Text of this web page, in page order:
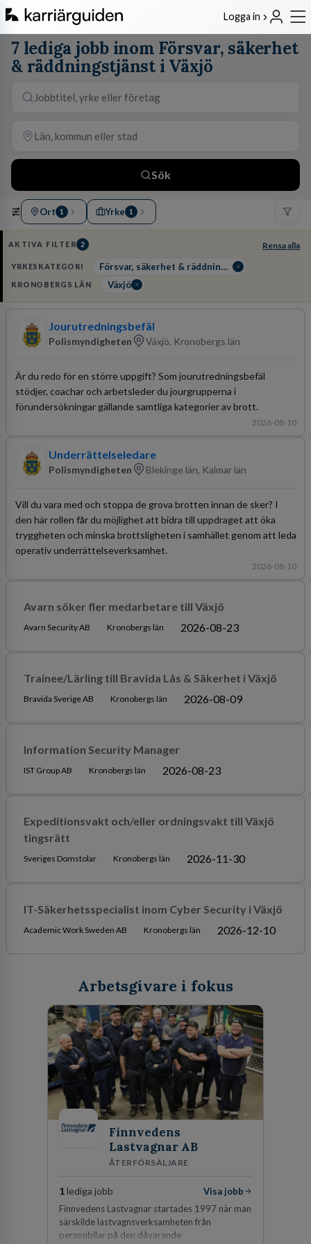
Logga in
7 lediga jobb inom Försvar, säkerhet
& räddningstjänst i Växjö
Sök
Ort 1 Yrke 1
AKTIVA FILTER 2 Rensa alla
YRKESKATEGORI Försvar, säkerhet & räddningstjänst
KRONOBERGS LÄN Växjö
Jourutredningsbefäl
Polismyndigheten Växjö, Kronobergs län
Är du redo för en större uppgift? Som jourutredningsbefäl
stödjer, coachar och arbetsleder du jourgrupperna i
förundersökningar gällande samtliga kategorier av brott.
2026-08-10
Underrättelseledare
Polismyndigheten Blekinge län, Kalmar län
Vill du vara med och stoppa de grova brotten innan de sker? I
den här rollen får du möjlighet att bidra till uppdraget att öka
tryggheten och minska brottsligheten i samhället genom att leda
operativ underrättelseverksamhet.
2026-08-10
Avarn söker fler medarbetare till Växjö
Avarn Security AB Kronobergs län 2026-08-23
Trainee/Lärling till Bravida Lås & Säkerhet i Växjö
Bravida Sverige AB Kronobergs län 2026-08-09
Information Security Manager
IST Group AB Kronobergs län 2026-08-23
Expeditionsvakt och/eller ordningsvakt till Växjö
tingsrätt
Sveriges Domstolar Kronobergs län 2026-11-30
IT-Säkerhetsspecialist inom Cyber Security i Växjö
Academic Work Sweden AB Kronobergs län 2026-12-10
Arbetsgivare i fokus
Finnvedens
Lastvagnar AB
ÅTERFÖRSÄLJARE
1lediga jobb
Visa jobb
Finnvedens Lastvagnar startades 1997 när man
särskilde lastvagnsverksamheten från
personbilar på den dåvarande